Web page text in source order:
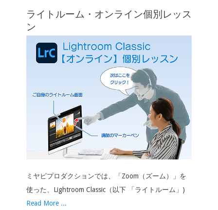
ョ
ン
ライトルーム・オンライン個別レッス
ン
ミヤビプロダクションでは、「Zoom（ズーム）」を
使った、Lightroom Classic（以下 「ライトルーム」)
Read More ...